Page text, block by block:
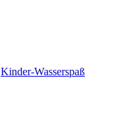
Kinder-Wasserspaß